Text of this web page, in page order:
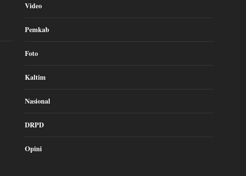
Video
Pemkab
Foto
Kaltim
Nasional
DRPD
Opini